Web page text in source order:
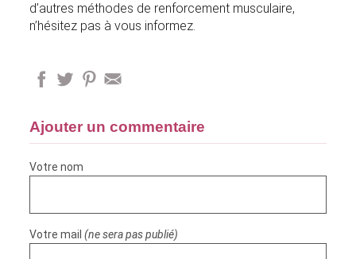
d’autres méthodes de renforcement musculaire,
n’hésitez pas à vous informez.
Ajouter un commentaire
Votre nom
Votre mail(ne sera pas publié)